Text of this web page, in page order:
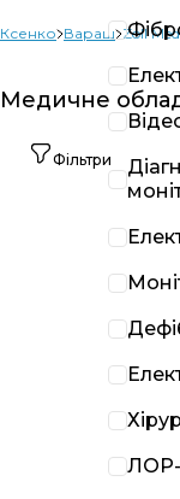
Ксенко Вараш Zoll
Медичне
Фільтри
ЛОР-